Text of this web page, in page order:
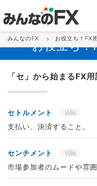
お役立ち！
みんなのFX お役立ち！FX
「セ」から始まるFX
セトルメント
Wiki
支払い、決済すること。
センチメント
Wiki
市場参加者のムードや雰